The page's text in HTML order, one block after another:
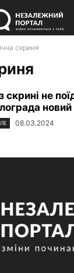
скриня
скрині не
новий
08.03.2024